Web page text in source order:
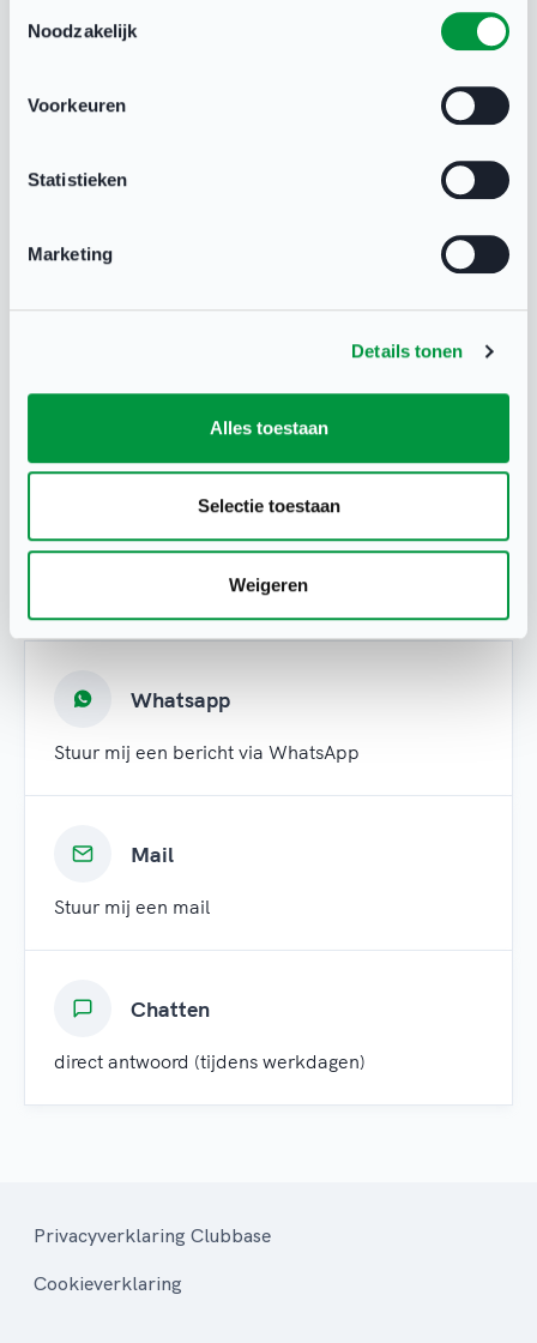
Noodzakelijk
Voorkeuren
Statistieken
Marketing
Details tonen
Alles toestaan
Selectie toestaan
Weigeren
de beschikbaarheid van (sport)accommodaties op
Sportcomplex Zuiderlaan, Kulturhus Jachtlust,
beachcourt en kunstgrasveld S.V. Voorwaarts en
gymnastieklokalen. U kunt tevens direct een
Heb je een vraag?
Neem contact op met NOC*NSF Sport
Support via:
Whatsapp
Stuur mij een bericht via WhatsApp
Mail
Stuur mij een mail
Chatten
direct antwoord (tijdens werkdagen)
Privacyverklaring Clubbase
Cookieverklaring